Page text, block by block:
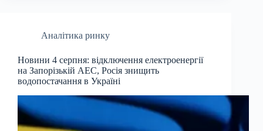
Аналітика ринку
Новини 4 серпня: відключення електроенергії
на Запорізькій АЕС, Росія знищить
водопостачання в Україні